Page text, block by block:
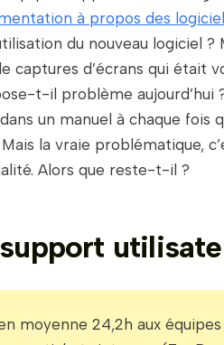
à propos des
du nouveau logiciel ?
captures d’écrans qui était
t-il problème aujourd’hui
un manuel à chaque fois
Mais la vraie problématique,
Alors que reste-t-il ?
moyenne 24,2h aux